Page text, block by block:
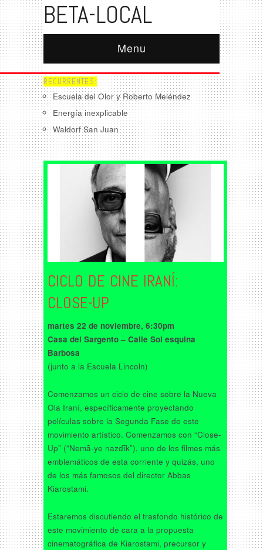
BETA-LOCAL
Menu
RECURRENTES:
Escuela del Olor y Roberto Meléndez
Energía inexplicable
Waldorf San Juan
CICLO DE CINE IRANÍ:
CLOSE-UP
martes 22 de noviembre, 6:30pm
Casa del Sargento – Calle Sol esquina
Barbosa
(junto a la Escuela Lincoln)
Comenzamos un ciclo de cine sobre la Nueva
Ola Iraní, específicamente proyectando
películas sobre la Segunda Fase de este
movimiento artístico. Comenzamos con “Close-
Up” (“Nemā-ye nazdīk”), uno de los filmes más
emblemáticos de esta corriente y quizás, uno
de los más famosos del director Abbas
Kiarostami.
Estaremos discutiendo el trasfondo histórico de
este movimiento de cara a la propuesta
cinematográfica de Kiarostami, precursor y